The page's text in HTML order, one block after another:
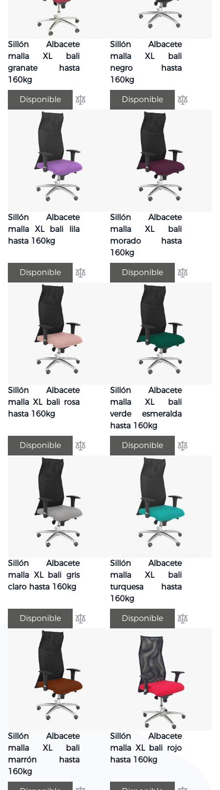
Sillón Albacete
malla XL bali
granate hasta
160kg
Disponible
Añadir para comparar
Sillón Albacete
malla XL bali
negro hasta
160kg
Disponible
Añadir
Sillón Albacete
malla XL bali lila
hasta 160kg
Disponible
Añadir para comparar
Sillón Albacete
malla XL bali
morado hasta
160kg
Disponible
Añadir
Sillón Albacete
malla XL bali rosa
hasta 160kg
Disponible
Añadir para comparar
Sillón Albacete
malla XL bali
verde esmeralda
hasta 160kg
Disponible
Añadir
Sillón Albacete
malla XL bali gris
claro hasta 160kg
Disponible
Añadir para comparar
Sillón Albacete
malla XL bali
turquesa hasta
160kg
Disponible
Añadir
Sillón Albacete
malla XL bali
marrón hasta
160kg
Sillón Albacete
malla XL bali rojo
hasta 160kg